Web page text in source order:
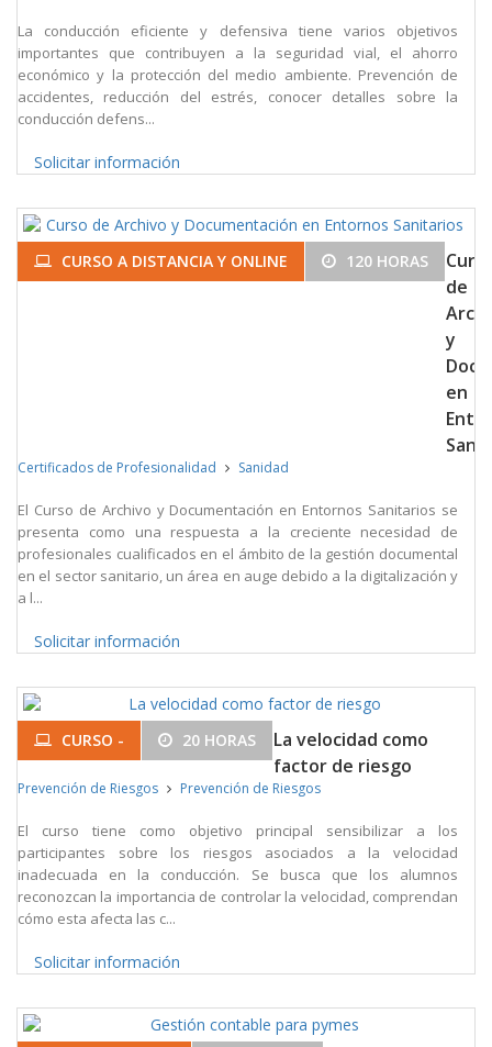
La conducción eficiente y defensiva tiene varios objetivos
importantes que contribuyen a la seguridad vial, el ahorro
económico y la protección del medio ambiente. Prevención de
accidentes, reducción del estrés, conocer detalles sobre la
conducción defens...
Solicitar información
CURSO A DISTANCIA Y ONLINE 120 HORAS
de
y
en
Certificados de Profesionalidad Sanidad
El Curso de Archivo y Documentación en Entornos Sanitarios se
presenta como una respuesta a la creciente necesidad de
profesionales cualificados en el ámbito de la gestión documental
en el sector sanitario, un área en auge debido a la digitalización y
a l...
Solicitar información
CURSO - 20 HORAS
La velocidad como
factor de riesgo
Prevención de Riesgos Prevención de Riesgos
El curso tiene como objetivo principal sensibilizar a los
participantes sobre los riesgos asociados a la velocidad
inadecuada en la conducción. Se busca que los alumnos
reconozcan la importancia de controlar la velocidad, comprendan
cómo esta afecta las c...
Solicitar información